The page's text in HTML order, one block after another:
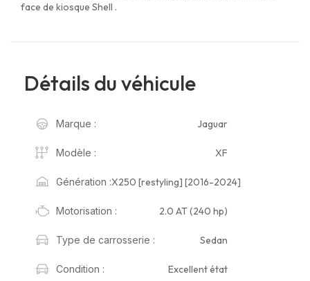
face de kiosque Shell .
Détails du véhicule
Marque : Jaguar
Modèle : XF
Génération :X250 [restyling] [2016-2024]
Motorisation : 2.0 AT (240 hp)
Type de carrosserie : Sedan
Condition : Excellent état